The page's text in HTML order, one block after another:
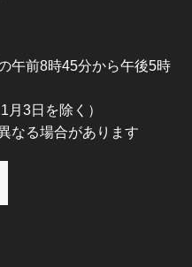
午前8時45分から午後5時
月3日を除く）
なる場合があります